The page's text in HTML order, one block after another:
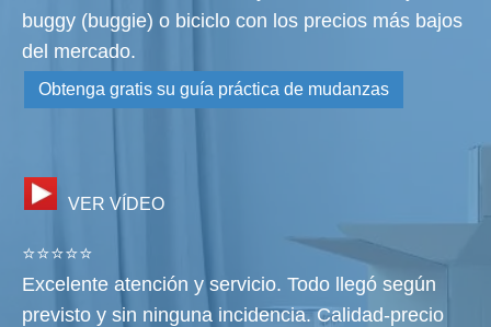
buggy (buggie) o biciclo con los precios más bajos
del mercado.
Obtenga gratis su guía práctica de mudanzas
VER VÍDEO
⭐⭐⭐⭐⭐
Excelente atención y servicio. Todo llegó según
previsto y sin ninguna incidencia. Calidad-precio